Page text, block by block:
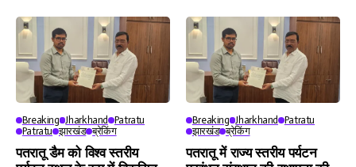
Breaking Jharkhand
Patratu
Patratu झारखंड ब्रेकिंग
पतरातू डैम को विश्व स्तरीय
Breaking Jharkhand
Patratu
झारखंड ब्रेकिंग
पतरातू में राज्य स्तरीय पर्यटन